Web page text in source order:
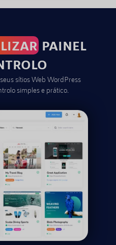
PAINEL
sítios Web WordPress
simples e prático.